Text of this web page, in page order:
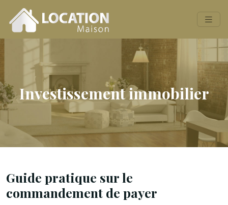
Investissement immobilier
Guide pratique sur le
commandement de payer